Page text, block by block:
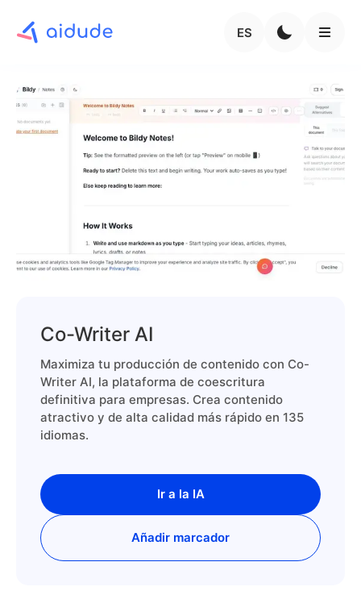
ES
Co-Writer AI
Maximiza tu producción de contenido con Co-
Writer AI, la plataforma de coescritura
definitiva para empresas. Crea contenido
atractivo y de alta calidad más rápido en 135
idiomas.
Ir a la IA
Añadir marcador